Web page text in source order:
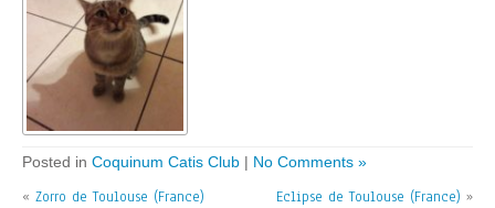
Posted in Coquinum Catis Club | No Comments »
« Zorro de Toulouse (France) Eclipse de Toulouse (France) »